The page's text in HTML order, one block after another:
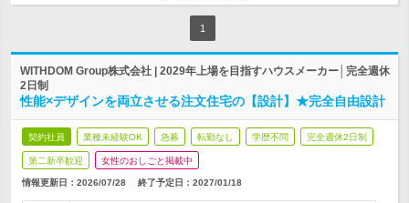
1
WITHDOM Group株式会社 | 2029年上場を目指すハウスメーカー│完全週休
2日制
性能×デザインを両立させる注文住宅の【設計】★完全自由設計
契約社員 業種未経験OK 急募 転勤なし 学歴不問 完全週休2日制
第二新卒歓迎 女性のおしごと掲載中
情報更新日：2026/07/28 終了予定日： 2027/01/18